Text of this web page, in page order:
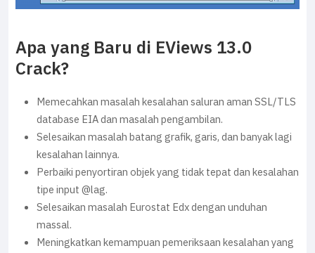
Apa yang Baru di EViews 13.0
Crack?
Memecahkan masalah kesalahan saluran aman SSL/TLS
database EIA dan masalah pengambilan.
Selesaikan masalah batang grafik, garis, dan banyak lagi
kesalahan lainnya.
Perbaiki penyortiran objek yang tidak tepat dan kesalahan
tipe input @lag.
Selesaikan masalah Eurostat Edx dengan unduhan
massal.
Meningkatkan kemampuan pemeriksaan kesalahan yang